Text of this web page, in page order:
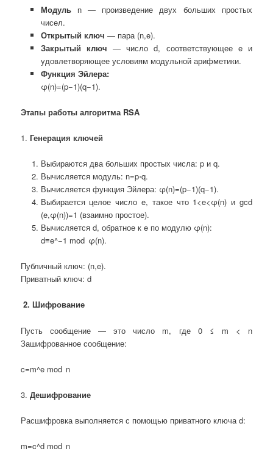
Модуль n — произведение двух больших простых
чисел.
Открытый ключ — пара (n,e).
Закрытый ключ — число d, соответствующее e и
удовлетворяющее условиям модульной арифметики.
Функция Эйлера:
φ(n)=(p−1)(q−1).
Этапы работы алгоритма RSA
1.Генерация ключей
Выбираются два больших простых числа: p и q.
Вычисляется модуль: n=p⋅q.
Вычисляется функция Эйлера: φ(n)=(p−1)(q−1).
Выбирается целое число e, такое что 1<e<φ(n) и gcd
(e,φ(n))=1 (взаимно простое).
Вычисляется d, обратное к e по модулю φ(n):
d≡e^−1 mod φ(n).
Публичный ключ: (n,e).
Приватный ключ: d
2. Шифрование
Пусть сообщение — это число m, где 0 ≤ m < n
Зашифрованное сообщение:
c=m^e mod n
3.Дешифрование
Расшифровка выполняется с помощью приватного ключа d:
m=c^d mod n